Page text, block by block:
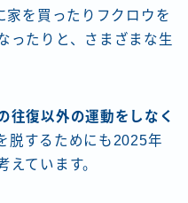
を買ったりフクロウを
ったりと、さまざまな生
往復以外の運動をしなく
脱するためにも2025年
えています。